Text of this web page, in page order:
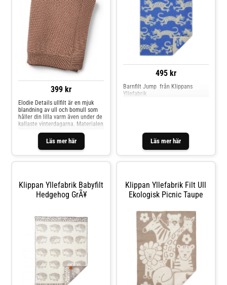
399 kr
Läs mer här
Elodie Details ullfilt är en mjuk
blandning av ull och bomull som
håller din lilla varm även under de
kallaste vinterdagarna. Materialen
inte ens den mest känsliga hud.
Filtens storlek gör den lämplig för
alla situationer där du behöver ett
Mått: 75 x 100 cm Färg: faded
rose
495 kr
Läs mer här
Barnfilt Jump från Klippans
Yllefabrik
Klippan Yllefabrik Babyfilt
Hedgehog GrÃ¥
Klippan Yllefabrik Filt Ull
Ekologisk Picnic Taupe